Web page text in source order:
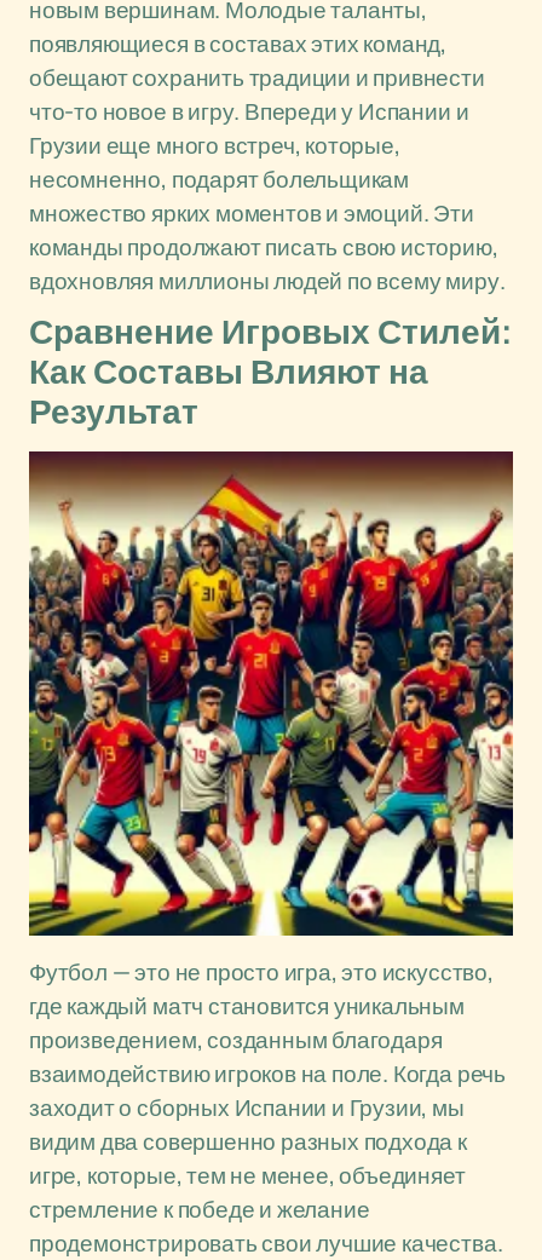
новым вершинам. Молодые таланты,
появляющиеся в составах этих команд,
обещают сохранить традиции и привнести
что-то новое в игру. Впереди у Испании и
Грузии еще много встреч, которые,
несомненно, подарят болельщикам
множество ярких моментов и эмоций. Эти
команды продолжают писать свою историю,
вдохновляя миллионы людей по всему миру.
Сравнение Игровых Стилей:
Как Составы Влияют на
Результат
Футбол — это не просто игра, это искусство,
где каждый матч становится уникальным
произведением, созданным благодаря
взаимодействию игроков на поле. Когда речь
заходит о сборных Испании и Грузии, мы
видим два совершенно разных подхода к
игре, которые, тем не менее, объединяет
стремление к победе и желание
продемонстрировать свои лучшие качества.